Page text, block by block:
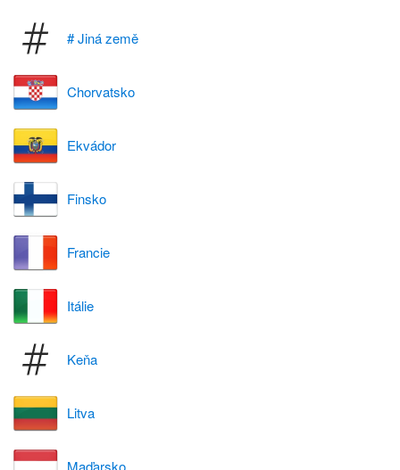
# Jiná země
Chorvatsko
Ekvádor
Finsko
Francie
Itálie
Keňa
Litva
Maďarsko